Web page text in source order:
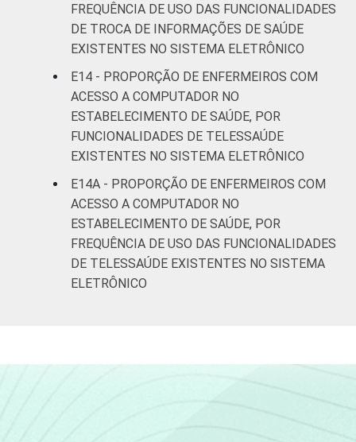
FREQUÊNCIA DE USO DAS FUNCIONALIDADES
DE TROCA DE INFORMAÇÕES DE SAÚDE
EXISTENTES NO SISTEMA ELETRÔNICO
E14 - PROPORÇÃO DE ENFERMEIROS COM
ACESSO A COMPUTADOR NO
ESTABELECIMENTO DE SAÚDE, POR
FUNCIONALIDADES DE TELESSAÚDE
EXISTENTES NO SISTEMA ELETRÔNICO
E14A - PROPORÇÃO DE ENFERMEIROS COM
ACESSO A COMPUTADOR NO
ESTABELECIMENTO DE SAÚDE, POR
FREQUÊNCIA DE USO DAS FUNCIONALIDADES
DE TELESSAÚDE EXISTENTES NO SISTEMA
ELETRÔNICO